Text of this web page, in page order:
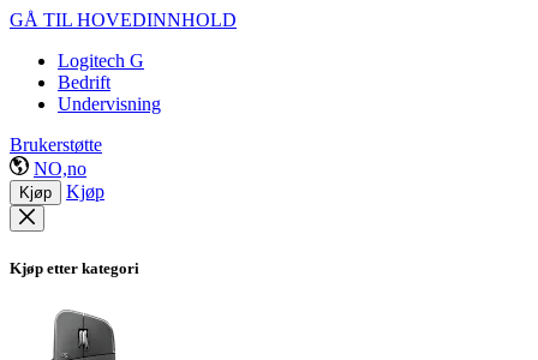
GÅ TIL HOVEDINNHOLD
Logitech G
Bedrift
Undervisning
Brukerstøtte
NO,no
Kjøp Kjøp
Kjøp etter kategori